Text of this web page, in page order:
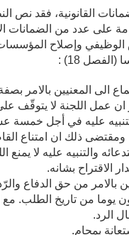
القانونية، فقد نص
على عدد من الضمانات
الوظيفي وإصلاح
18) :
الى المعنيين بالامر
ان عمل اللجنة لا يتوقّف
عليه في أجل خمسة
ومقتضى ذلك ان امتناع
والتنبيه عليه لا يمنع
الاقتراح بشانه.
بالامر من حق الدفاع
يوما من تاريخ الطلب. مع
الرد.
بمحام.